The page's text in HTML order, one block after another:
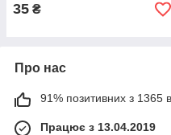
35 ₴
Про нас
91% позитивних з 1365
Працює з 13.04.2019